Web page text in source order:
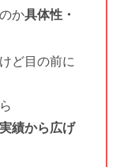
か具体性・
ど目の前に
実績から広げ